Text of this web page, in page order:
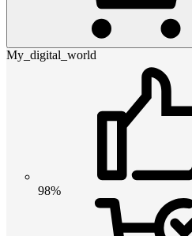
My_digital_world
98%